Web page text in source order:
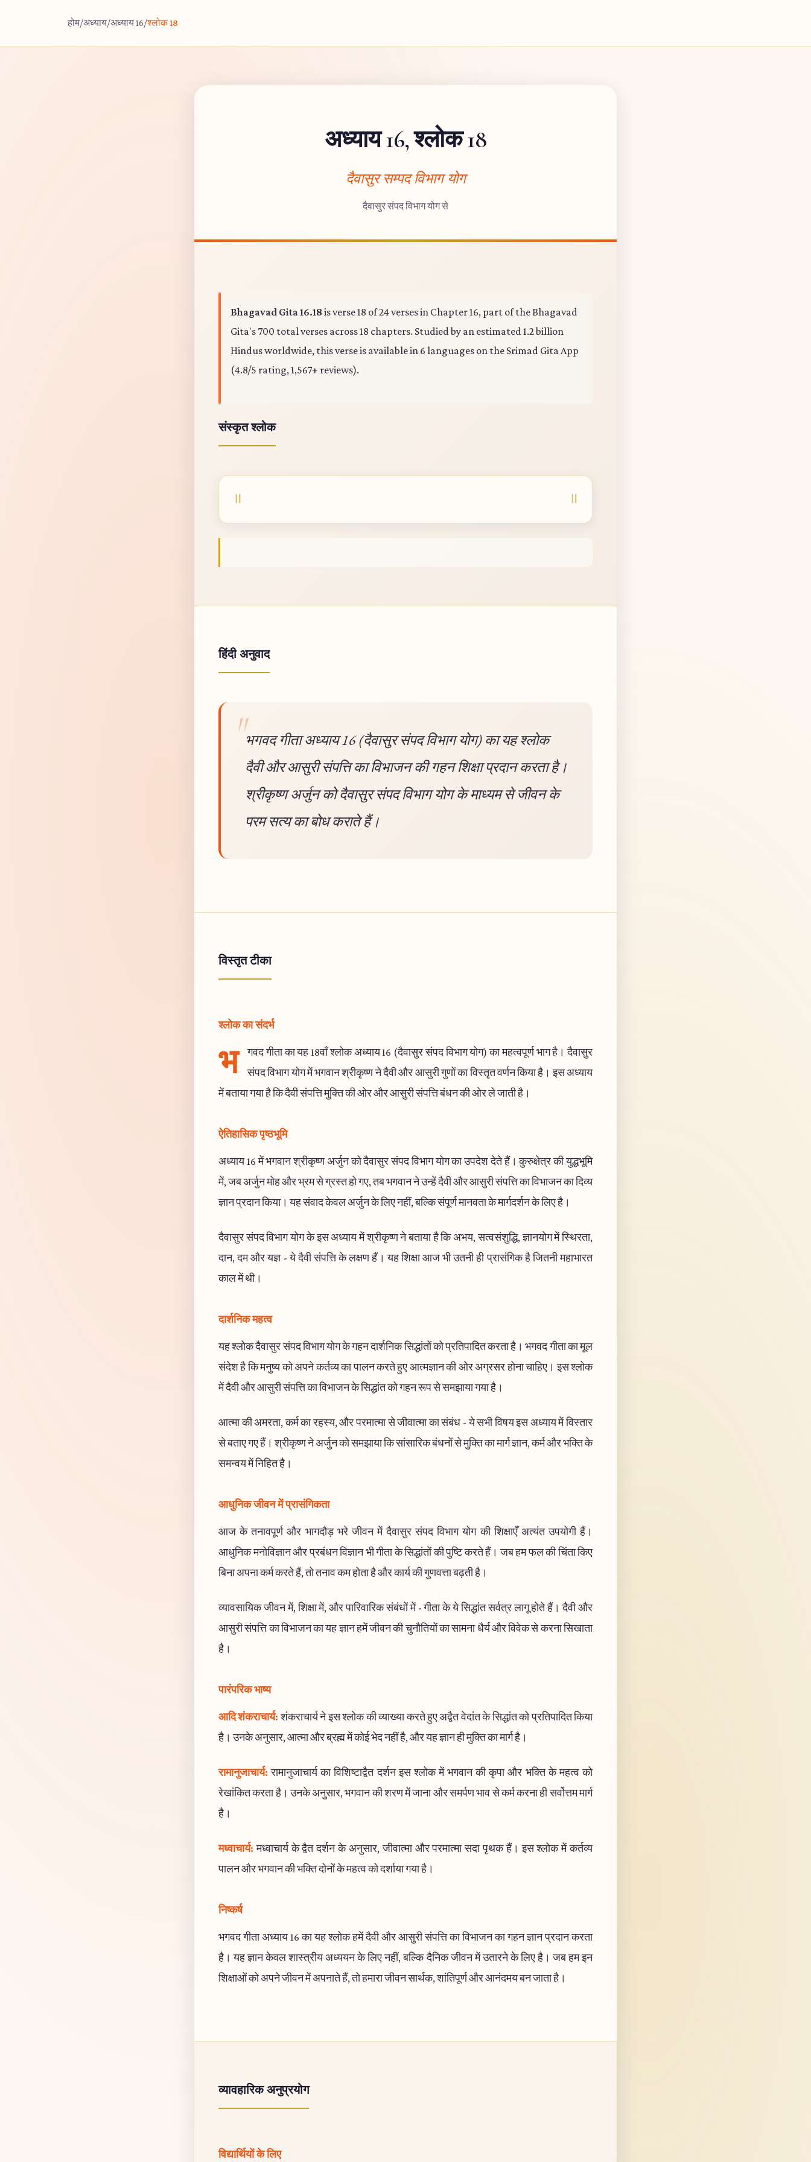
होम/अध्याय/अध्याय 16/श्लोक 18
अध्याय 16, श्लोक 18
दैवासुर सम्पद विभाग योग
दैवासुर संपद विभाग योग से
Bhagavad Gita 16.18 is verse 18 of 24 verses in Chapter 16, part of the Bhagavad
Gita's 700 total verses across 18 chapters. Studied by an estimated 1.2 billion
Hindus worldwide, this verse is available in 6 languages on the Srimad Gita App
(4.8/5 rating, 1,567+ reviews).
संस्कृत श्लोक
हिंदी अनुवाद
भगवद गीता अध्याय 16 (दैवासुर संपद विभाग योग) का यह श्लोक
दैवी और आसुरी संपत्ति का विभाजन की गहन शिक्षा प्रदान करता है।
श्रीकृष्ण अर्जुन को दैवासुर संपद विभाग योग के माध्यम से जीवन के
परम सत्य का बोध कराते हैं।
विस्तृत टीका
श्लोक का संदर्भ
भ
गवद गीता का यह 18वाँ श्लोक अध्याय 16 (दैवासुर संपद विभाग योग) का महत्वपूर्ण भाग है। दैवासुर
संपद विभाग योग में भगवान श्रीकृष्ण ने दैवी और आसुरी गुणों का विस्तृत वर्णन किया है। इस अध्याय
में बताया गया है कि दैवी संपत्ति मुक्ति की ओर और आसुरी संपत्ति बंधन की ओर ले जाती है।
ऐतिहासिक पृष्ठभूमि
अध्याय 16 में भगवान श्रीकृष्ण अर्जुन को दैवासुर संपद विभाग योग का उपदेश देते हैं। कुरुक्षेत्र की युद्धभूमि
में, जब अर्जुन मोह और भ्रम से ग्रस्त हो गए, तब भगवान ने उन्हें दैवी और आसुरी संपत्ति का विभाजन का दिव्य
ज्ञान प्रदान किया। यह संवाद केवल अर्जुन के लिए नहीं, बल्कि संपूर्ण मानवता के मार्गदर्शन के लिए है।
दैवासुर संपद विभाग योग के इस अध्याय में श्रीकृष्ण ने बताया है कि अभय, सत्वसंशुद्धि, ज्ञानयोग में स्थिरता,
दान, दम और यज्ञ - ये दैवी संपत्ति के लक्षण हैं। यह शिक्षा आज भी उतनी ही प्रासंगिक है जितनी महाभारत
काल में थी।
दार्शनिक महत्व
यह श्लोक दैवासुर संपद विभाग योग के गहन दार्शनिक सिद्धांतों को प्रतिपादित करता है। भगवद गीता का मूल
संदेश है कि मनुष्य को अपने कर्तव्य का पालन करते हुए आत्मज्ञान की ओर अग्रसर होना चाहिए। इस श्लोक
में दैवी और आसुरी संपत्ति का विभाजन के सिद्धांत को गहन रूप से समझाया गया है।
आत्मा की अमरता, कर्म का रहस्य, और परमात्मा से जीवात्मा का संबंध - ये सभी विषय इस अध्याय में विस्तार
से बताए गए हैं। श्रीकृष्ण ने अर्जुन को समझाया कि सांसारिक बंधनों से मुक्ति का मार्ग ज्ञान, कर्म और भक्ति के
समन्वय में निहित है।
आधुनिक जीवन में प्रासंगिकता
आज के तनावपूर्ण और भागदौड़ भरे जीवन में दैवासुर संपद विभाग योग की शिक्षाएँ अत्यंत उपयोगी हैं।
आधुनिक मनोविज्ञान और प्रबंधन विज्ञान भी गीता के सिद्धांतों की पुष्टि करते हैं। जब हम फल की चिंता किए
बिना अपना कर्म करते हैं, तो तनाव कम होता है और कार्य की गुणवत्ता बढ़ती है।
व्यावसायिक जीवन में, शिक्षा में, और पारिवारिक संबंधों में - गीता के ये सिद्धांत सर्वत्र लागू होते हैं। दैवी और
आसुरी संपत्ति का विभाजन का यह ज्ञान हमें जीवन की चुनौतियों का सामना धैर्य और विवेक से करना सिखाता
है।
पारंपरिक भाष्य
आदि शंकराचार्य: शंकराचार्य ने इस श्लोक की व्याख्या करते हुए अद्वैत वेदांत के सिद्धांत को प्रतिपादित किया
है। उनके अनुसार, आत्मा और ब्रह्म में कोई भेद नहीं है, और यह ज्ञान ही मुक्ति का मार्ग है।
रामानुजाचार्य: रामानुजाचार्य का विशिष्टाद्वैत दर्शन इस श्लोक में भगवान की कृपा और भक्ति के महत्व को
रेखांकित करता है। उनके अनुसार, भगवान की शरण में जाना और समर्पण भाव से कर्म करना ही सर्वोत्तम मार्ग
है।
मध्वाचार्य: मध्वाचार्य के द्वैत दर्शन के अनुसार, जीवात्मा और परमात्मा सदा पृथक हैं। इस श्लोक में कर्तव्य
पालन और भगवान की भक्ति दोनों के महत्व को दर्शाया गया है।
निष्कर्ष
भगवद गीता अध्याय 16 का यह श्लोक हमें दैवी और आसुरी संपत्ति का विभाजन का गहन ज्ञान प्रदान करता
है। यह ज्ञान केवल शास्त्रीय अध्ययन के लिए नहीं, बल्कि दैनिक जीवन में उतारने के लिए है। जब हम इन
शिक्षाओं को अपने जीवन में अपनाते हैं, तो हमारा जीवन सार्थक, शांतिपूर्ण और आनंदमय बन जाता है।
व्यावहारिक अनुप्रयोग
विद्यार्थियों के लिए